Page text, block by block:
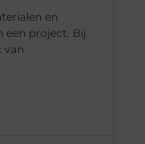
en
een project. Bij
van